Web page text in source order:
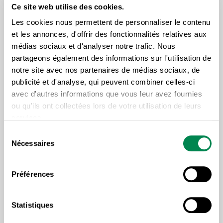
Ce site web utilise des cookies.
Les cookies nous permettent de personnaliser le contenu
et les annonces, d'offrir des fonctionnalités relatives aux
médias sociaux et d'analyser notre trafic. Nous
partageons également des informations sur l'utilisation de
notre site avec nos partenaires de médias sociaux, de
publicité et d'analyse, qui peuvent combiner celles-ci
avec d'autres informations que vous leur avez fournies
ou qu'ils ont collectées lors de votre utilisation de leurs
Nécessaires
Préférences
Statistiques
la joute électorale. « Nous continuerons de livrer les
revendications de nos membres, mais nous ne leur
dirons pas pour qui voter », a indiqué Luc Vachon.
Rappelons que les centrales syndicales, ainsi que
plusieurs syndicats, organisent conjointement une
manifestation, le samedi 28 avril, pour faire connaître
aux politiciens leurs revendications. Ils marcheront,
la conciliation travail-famille-études, pour assurer un
réinvestissement dans les services publics et les
programmes sociaux, pour mettre en place des
mesures concrètes pour mettre fin aux surcharges
l’heure, pour poursuivre la lutte contre les paradis